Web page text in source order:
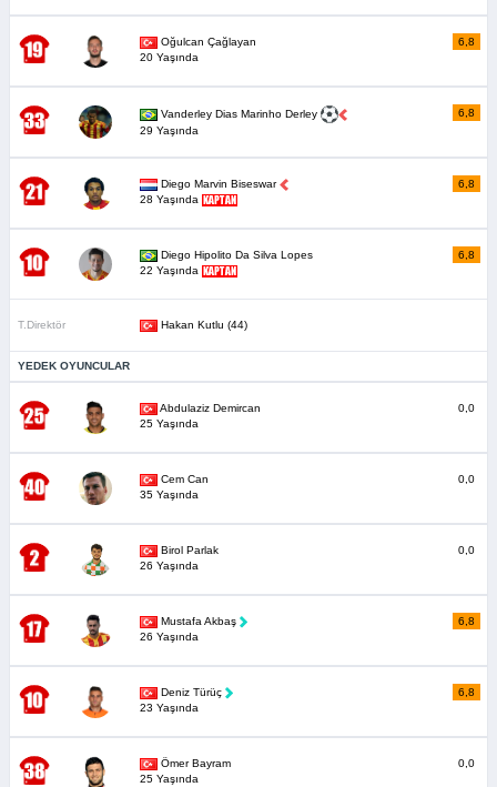
Oğulcan Çağlayan
20 Yaşında
6,8
Vanderley Dias Marinho Derley
29 Yaşında
6,8
Diego Marvin Biseswar
28 Yaşında
6,8
Diego Hipolito Da Silva Lopes
22 Yaşında
6,8
T.Direktör Hakan Kutlu (44)
YEDEK OYUNCULAR
Abdulaziz Demircan
25 Yaşında
0,0
Cem Can
35 Yaşında
0,0
Birol Parlak
26 Yaşında
0,0
Mustafa Akbaş
26 Yaşında
6,8
Deniz Türüç
23 Yaşında
6,8
Ömer Bayram
25 Yaşında
0,0